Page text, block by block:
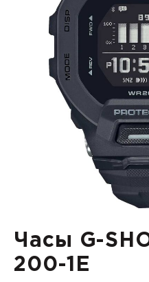
Часы G-
200-1E